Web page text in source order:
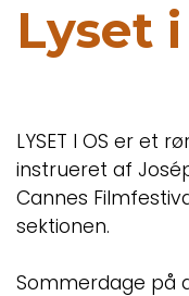
Lyset
LYSET I OS er et
instrueret af
Cannes
sektionen.
Sommerdage på